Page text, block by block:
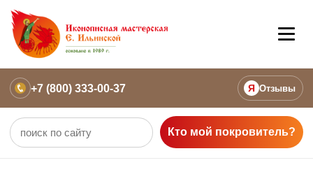
+7 (800) 333-00-37 Я Отзывы
Кто мой покровитель?